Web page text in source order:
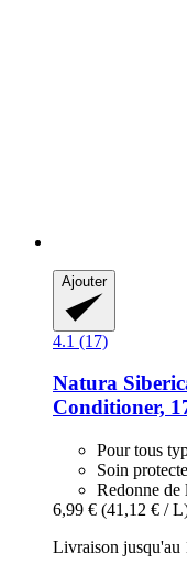
Ajouter
4.1 (17)
Natura
Conditioner,
Pour tous
Soin
Redonne de
6,99 € (41,12 € /
Livraison jusqu'au